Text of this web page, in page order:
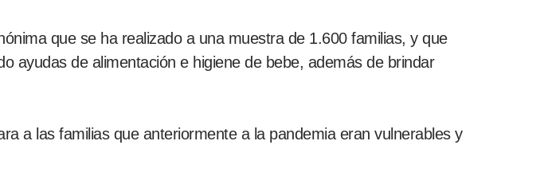
que se ha realizado a una muestra de 1.600 familias, y que
ayudas de alimentación e higiene de bebe, además de brindar
a las familias que anteriormente a la pandemia eran vulnerables y